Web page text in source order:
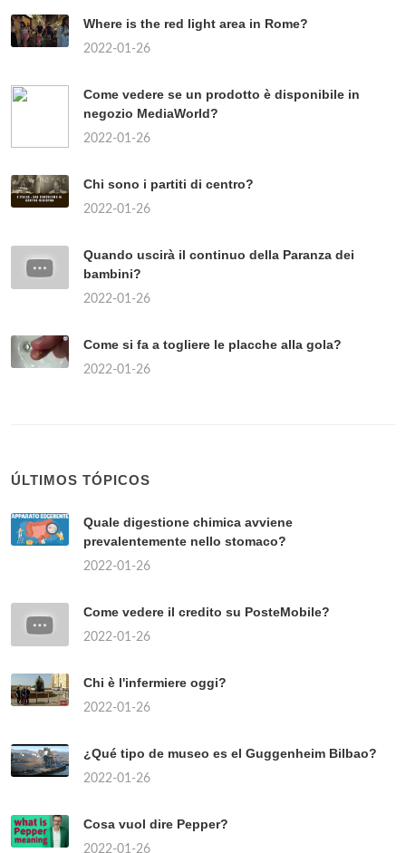
Where is the red light area in Rome?
2022-01-26
Come vedere se un prodotto è disponibile in
negozio MediaWorld?
2022-01-26
Chi sono i partiti di centro?
2022-01-26
Quando uscirà il continuo della Paranza dei
bambini?
2022-01-26
Come si fa a togliere le placche alla gola?
2022-01-26
ÚLTIMOS TÓPICOS
Quale digestione chimica avviene
prevalentemente nello stomaco?
2022-01-26
Come vedere il credito su PosteMobile?
2022-01-26
Chi è l'infermiere oggi?
2022-01-26
¿Qué tipo de museo es el Guggenheim Bilbao?
2022-01-26
Cosa vuol dire Pepper?
2022-01-26